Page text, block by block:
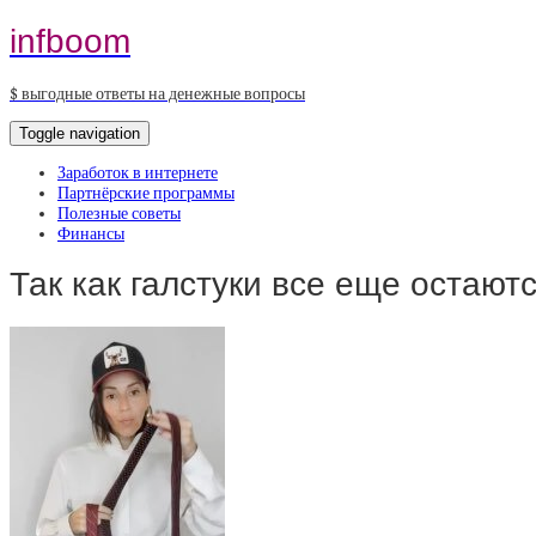
infboom
$ выгодные ответы на денежные вопросы
Toggle navigation
Заработок в интернете
Партнёрские программы
Полезные советы
Финансы
Так как галстуки все еще